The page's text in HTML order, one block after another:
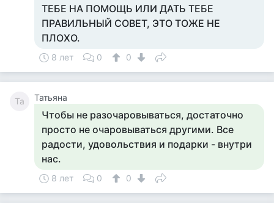
ТЕБЕ НА ПОМОЩЬ ИЛИ ДАТЬ ТЕБЕ
ПРАВИЛЬНЫЙ СОВЕТ, ЭТО ТОЖЕ НЕ
ПЛОХО.
8 лет 0 0
Та Татьяна
Чтобы не разочаровываться, достаточно
просто не очаровываться другими. Все
радости, удовольствия и подарки - внутри
нас.
8 лет 0 0